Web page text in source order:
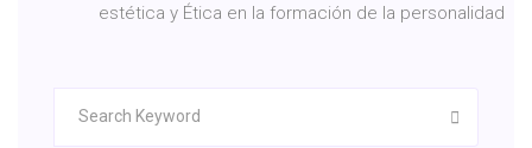
estética y Ética en la formación de la personalidad